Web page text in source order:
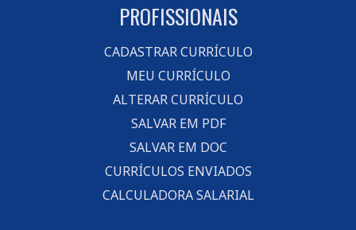
PROFISSIONAIS
CADASTRAR CURRÍCULO
MEU CURRÍCULO
ALTERAR CURRÍCULO
SALVAR EM PDF
SALVAR EM DOC
CURRÍCULOS ENVIADOS
CALCULADORA SALARIAL